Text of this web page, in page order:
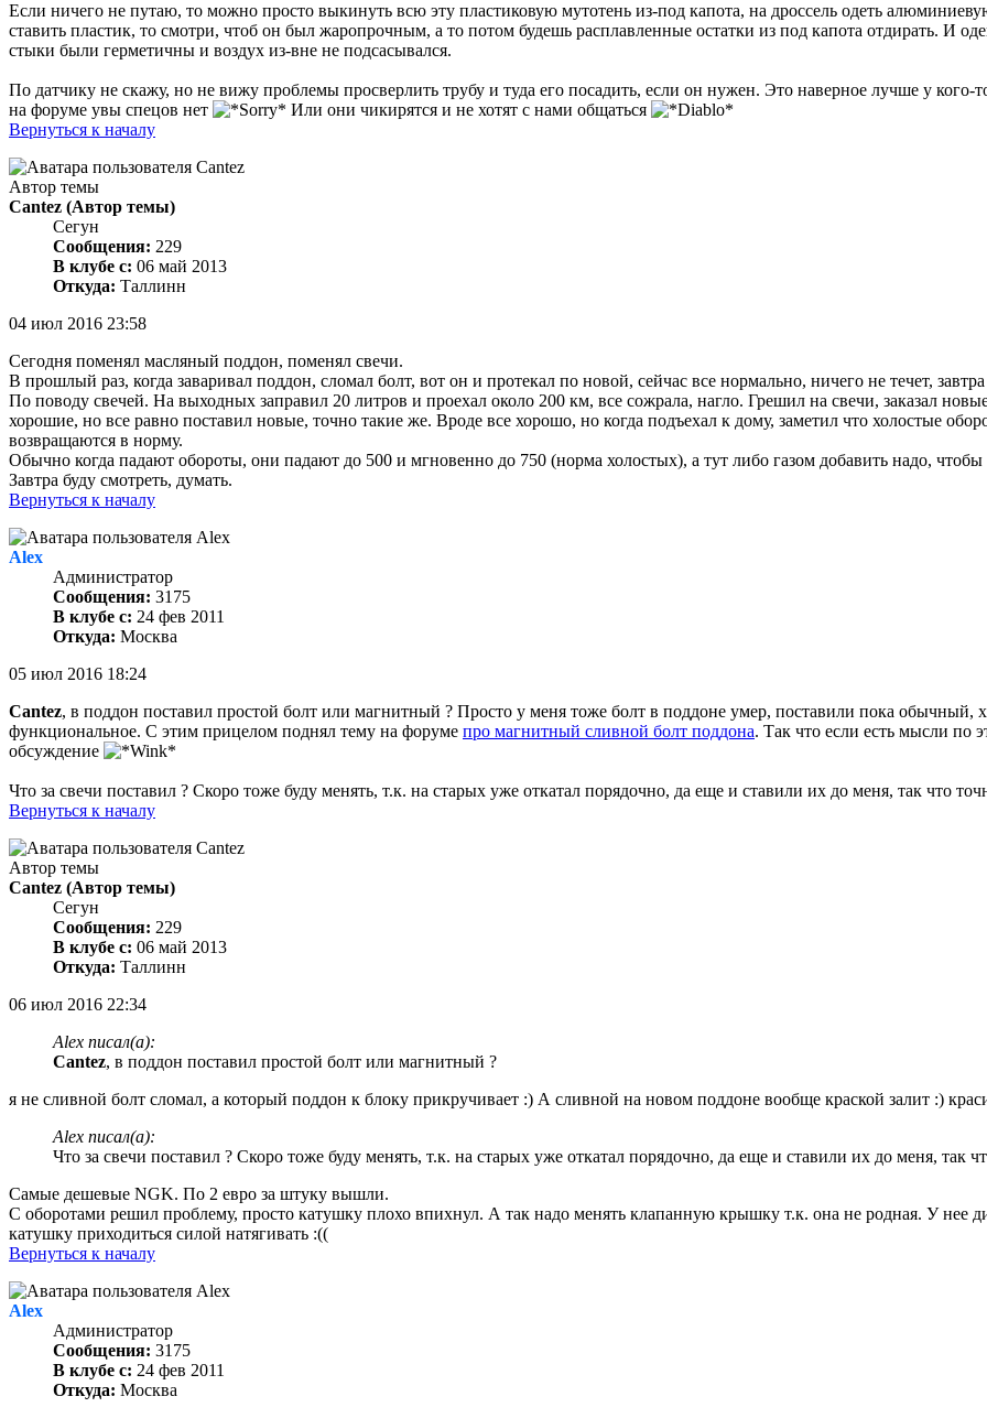
Если ничего не путаю, то можно просто выкинуть всю эту пластиковую мутотень из-под капота, на дроссель одеть
ставить пластик, то смотри, чтоб он был жаропрочным, а то потом будешь расплавленные остатки из под капота отдирать. И
стыки были герметичны и воздух из-вне не подсасывался.
По датчику не скажу, но не вижу проблемы просверлить трубу и туда его посадить, если он нужен. Это наверное лучше у
на форуме увы спецов нет
Или они чикирятся и не хотят с нами общаться
Вернуться к началу
Автор темы
Cantez (Автор темы)
Сегун
Сообщения: 229
В клубе с: 06 май 2013
Откуда: Таллинн
04 июл 2016 23:58
Сегодня поменял масляный поддон, поменял свечи.
В прошлый раз, когда заваривал поддон, сломал болт, вот он и протекал по новой, сейчас все нормально, ничего не течет,
По поводу свечей. На выходных заправил 20 литров и проехал около 200 км, все сожрала, нагло. Грешил на свечи, заказал
хорошие, но все равно поставил новые, точно такие же. Вроде все хорошо, но когда подъехал к дому, заметил что холостые
возвращаются в норму.
Обычно когда падают обороты, они падают до 500 и мгновенно до 750 (норма холостых), а тут либо газом добавить надо,
Завтра буду смотреть, думать.
Вернуться к началу
Alex
Администратор
Сообщения: 3175
В клубе с: 24 фев 2011
Откуда: Москва
05 июл 2016 18:24
Cantez, в поддон поставил простой болт или магнитный ? Просто у меня тоже болт в поддоне умер, поставили пока обычный,
функциональное. С этим прицелом поднял тему на форуме про магнитный сливной болт поддона. Так что если есть мысли по
обсуждение
Что за свечи поставил ? Скоро тоже буду менять, т.к. на старых уже откатал порядочно, да еще и ставили их до меня, так что
Вернуться к началу
Автор темы
Cantez (Автор темы)
Сегун
Сообщения: 229
В клубе с: 06 май 2013
Откуда: Таллинн
06 июл 2016 22:34
Alex писал(а):
Cantez, в поддон поставил простой болт или магнитный ?
я не сливной болт сломал, а который поддон к блоку прикручивает :) А сливной на новом поддоне вообще краской залит :)
Alex писал(а):
Что за свечи поставил ? Скоро тоже буду менять, т.к. на старых уже откатал порядочно, да еще и ставили их до меня, так
Самые дешевые NGK. По 2 евро за штуку вышли.
С оборотами решил проблему, просто катушку плохо впихнул. А так надо менять клапанную крышку т.к. она не родная. У нее
катушку приходиться силой натягивать :((
Вернуться к началу
Alex
Администратор
Сообщения: 3175
В клубе с: 24 фев 2011
Откуда: Москва